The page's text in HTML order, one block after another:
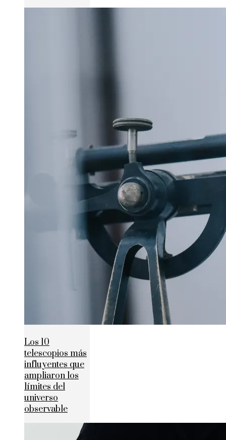
Los 10
telescopios más
influyentes que
ampliaron los
límites del
universo
observable